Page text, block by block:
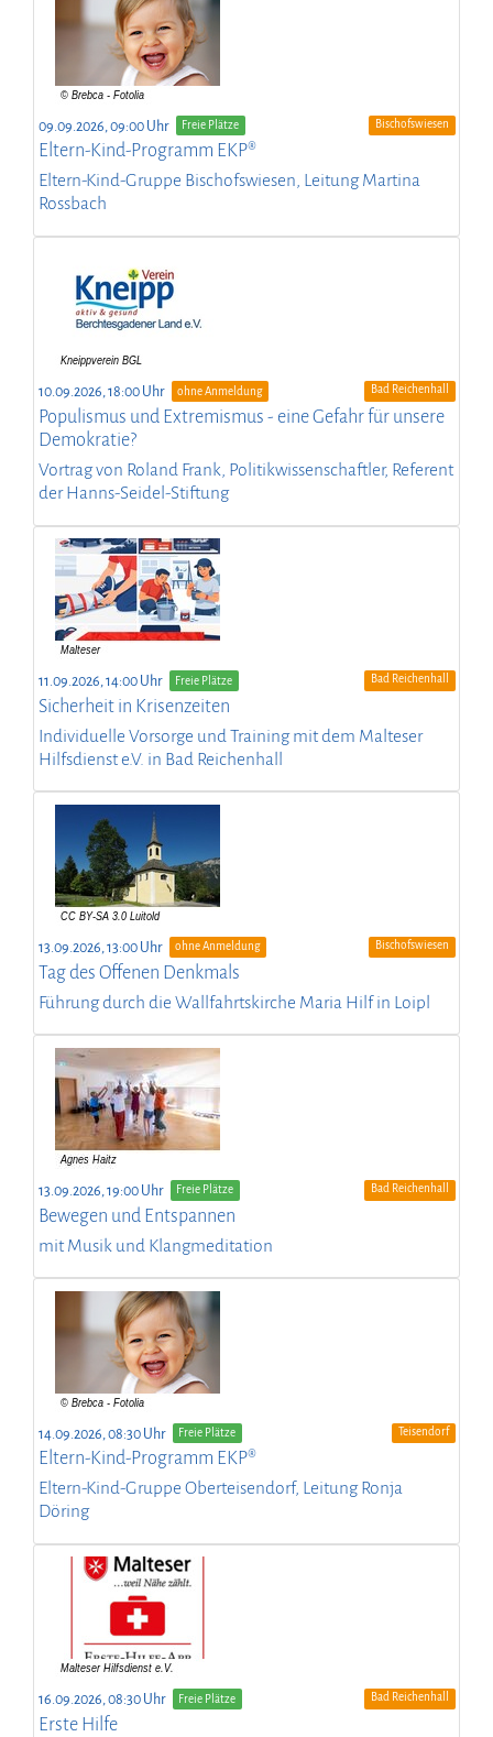
09.09.2026, 09:00 Uhr Freie Plätze Bischofswiesen
Eltern-Kind-Programm EKP®
Eltern-Kind-Gruppe Bischofswiesen, Leitung Martina
Rossbach
10.09.2026, 18:00 Uhr ohne Anmeldung Bad Reichenhall
Populismus und Extremismus - eine Gefahr für unsere
Demokratie?
Vortrag von Roland Frank, Politikwissenschaftler, Referent
der Hanns-Seidel-Stiftung
11.09.2026, 14:00 Uhr Freie Plätze Bad Reichenhall
Sicherheit in Krisenzeiten
Individuelle Vorsorge und Training mit dem Malteser
Hilfsdienst e.V. in Bad Reichenhall
13.09.2026, 13:00 Uhr ohne Anmeldung Bischofswiesen
Tag des Offenen Denkmals
Führung durch die Wallfahrtskirche Maria Hilf in Loipl
13.09.2026, 19:00 Uhr Freie Plätze Bad Reichenhall
Bewegen und Entspannen
mit Musik und Klangmeditation
14.09.2026, 08:30 Uhr Freie Plätze Teisendorf
Eltern-Kind-Programm EKP®
Eltern-Kind-Gruppe Oberteisendorf, Leitung Ronja
Döring
16.09.2026, 08:30 Uhr Freie Plätze Bad Reichenhall
Erste Hilfe